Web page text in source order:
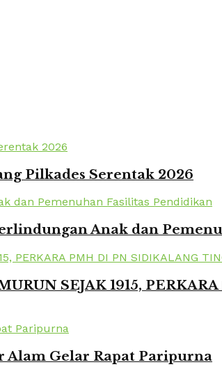
Pilkades Serentak 2026
Anak dan
SEJAK 1915,
Alam Gelar Rapat Paripurna